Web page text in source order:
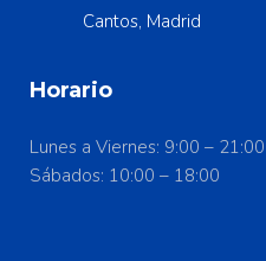
Cantos, Madrid
Horario
Lunes a Viernes: 9:00 – 21:00
Sábados: 10:00 – 18:00